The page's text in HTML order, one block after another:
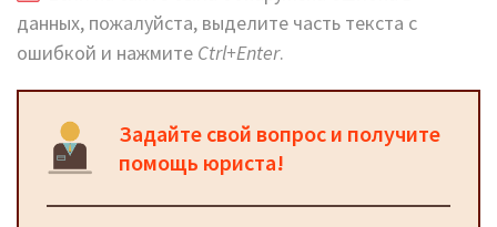
данных, пожалуйста, выделите часть текста с
ошибкой и нажмите Ctrl+Enter.
Задайте свой вопрос и получите
помощь юриста!